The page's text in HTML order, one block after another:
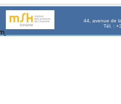
44, avenue de
Tél. :